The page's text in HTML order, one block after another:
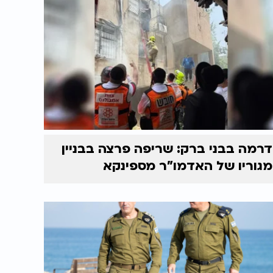
דרמה בבני ברק: שריפה פרצה בבניין
מגוריו של האדמו"ר מספינקא